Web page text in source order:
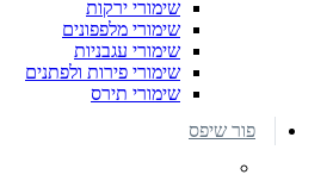
שימורי ירקות
שימורי מלפפונים
שימורי עגבניות
שימורי פירות ולפתנים
שימורי תירס
פור שיפס